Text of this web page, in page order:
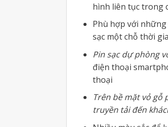
hình liên tục trong
Phù hợp với
sạc một chỗ thời
Pin sạc dự phòng
điện thoại
thoại
Trên bề mặt vỏ gỗ
truyền tải đến